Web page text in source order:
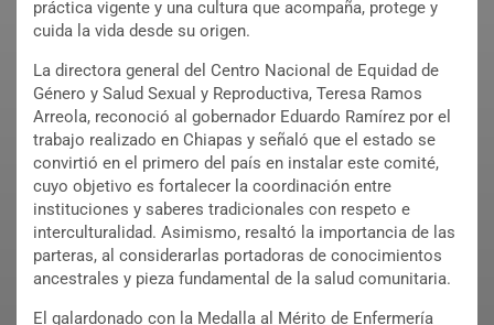
práctica vigente y una cultura que acompaña, protege y
cuida la vida desde su origen.
La directora general del Centro Nacional de Equidad de
Género y Salud Sexual y Reproductiva, Teresa Ramos
Arreola, reconoció al gobernador Eduardo Ramírez por el
trabajo realizado en Chiapas y señaló que el estado se
convirtió en el primero del país en instalar este comité,
cuyo objetivo es fortalecer la coordinación entre
instituciones y saberes tradicionales con respeto e
interculturalidad. Asimismo, resaltó la importancia de las
parteras, al considerarlas portadoras de conocimientos
ancestrales y pieza fundamental de la salud comunitaria.
El galardonado con la Medalla al Mérito de Enfermería